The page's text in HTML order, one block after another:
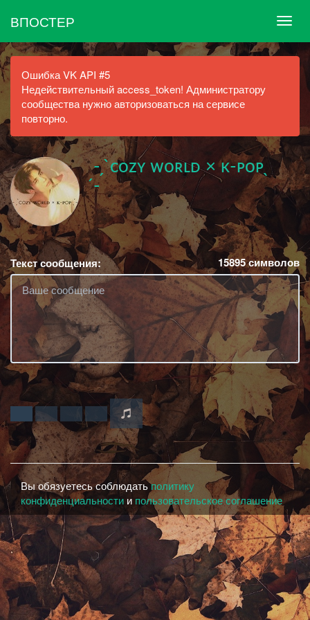
ВПОСТЕР
Ошибка VK API #5
Недействительный access_token! Администратору
сообщества нужно авторизоваться на сервисе
повторно.
- ̗ ̀сoᴢʏ ᴡoʀʟᴅ × ᴋ-ᴘoᴘ ̖
́-
Текст сообщения: 15895символов
Вы обязуетесь соблюдатьполитику
конфиденциальности и пользовательское соглашение